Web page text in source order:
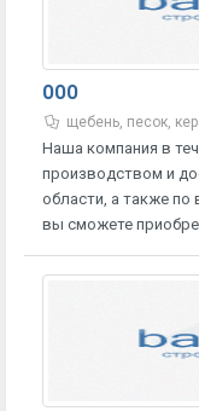
ООО
щебень, песок,
Наша компания в
производством и
области, а также по
вы сможете